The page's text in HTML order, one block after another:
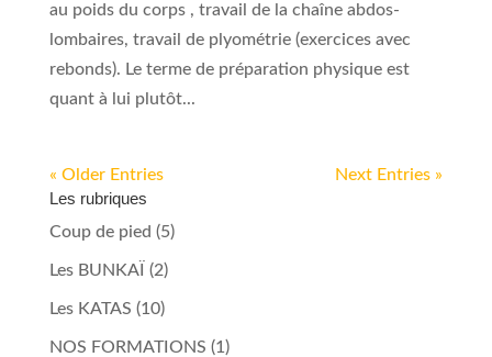
au poids du corps , travail de la chaîne abdos-
lombaires, travail de plyométrie (exercices avec
rebonds). Le terme de préparation physique est
quant à lui plutôt...
« Older Entries Next Entries »
Les rubriques
Coup de pied (5)
Les BUNKAÏ (2)
Les KATAS (10)
NOS FORMATIONS (1)